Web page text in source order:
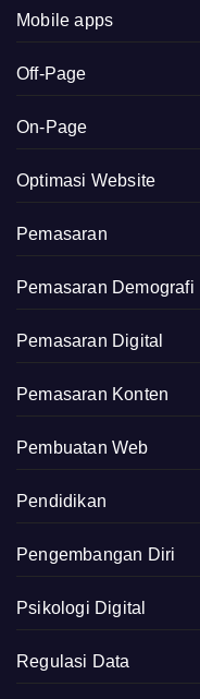
Mobile apps
Off-Page
On-Page
Optimasi Website
Pemasaran
Pemasaran Demografi
Pemasaran Digital
Pemasaran Konten
Pembuatan Web
Pendidikan
Pengembangan Diri
Psikologi Digital
Regulasi Data